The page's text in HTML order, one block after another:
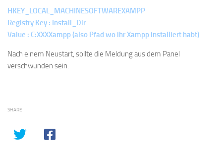
HKEY_LOCAL_MACHINESOFTWAREXAMPP
Registry Key : Install_Dir
Value : C:XXXXampp (also Pfad wo ihr Xampp installiert habt)
Nach einem Neustart, sollte die Meldung aus dem Panel
verschwunden sein.
SHARE